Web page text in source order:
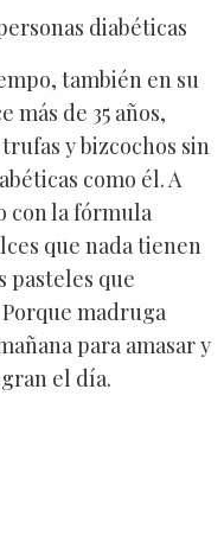
diabéticas
también en su
más de 35 años,
y bizcochos sin
como él. A
con la fórmula
que nada tienen
pasteles que
madruga
para amasar y
el día.